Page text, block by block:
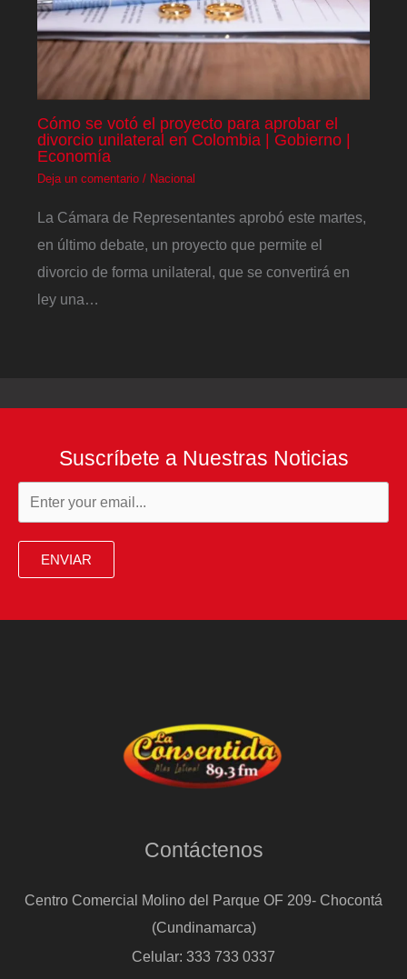
Cómo se votó el proyecto para aprobar el
divorcio unilateral en Colombia | Gobierno |
Economía
Deja un comentario / Nacional
La Cámara de Representantes aprobó este martes,
en último debate, un proyecto que permite el
divorcio de forma unilateral, que se convertirá en
ley una…
Suscríbete a Nuestras Noticias
ENVIAR
Contáctenos
Centro Comercial Molino del Parque OF 209- Chocontá
(Cundinamarca)
Celular: 333 733 0337